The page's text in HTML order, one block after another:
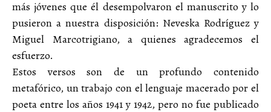
más jóvenes que él desempolvaron el manuscrito y lo
pusieron a nuestra disposición: Neveska Rodríguez y
Miguel Marcotrigiano, a quienes agradecemos el
esfuerzo.
Estos versos son de un profundo contenido
metafórico, un trabajo con el lenguaje macerado por el
poeta entre los años 1941 y 1942, pero no fue publicado